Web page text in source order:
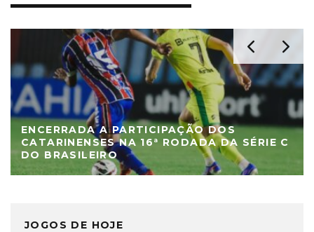
ENCERRADA A PARTICIPAÇÃO DOS
CATARINENSES NA 16ª RODADA DA SÉRIE C
DO BRASILEIRO
JOGOS DE HOJE